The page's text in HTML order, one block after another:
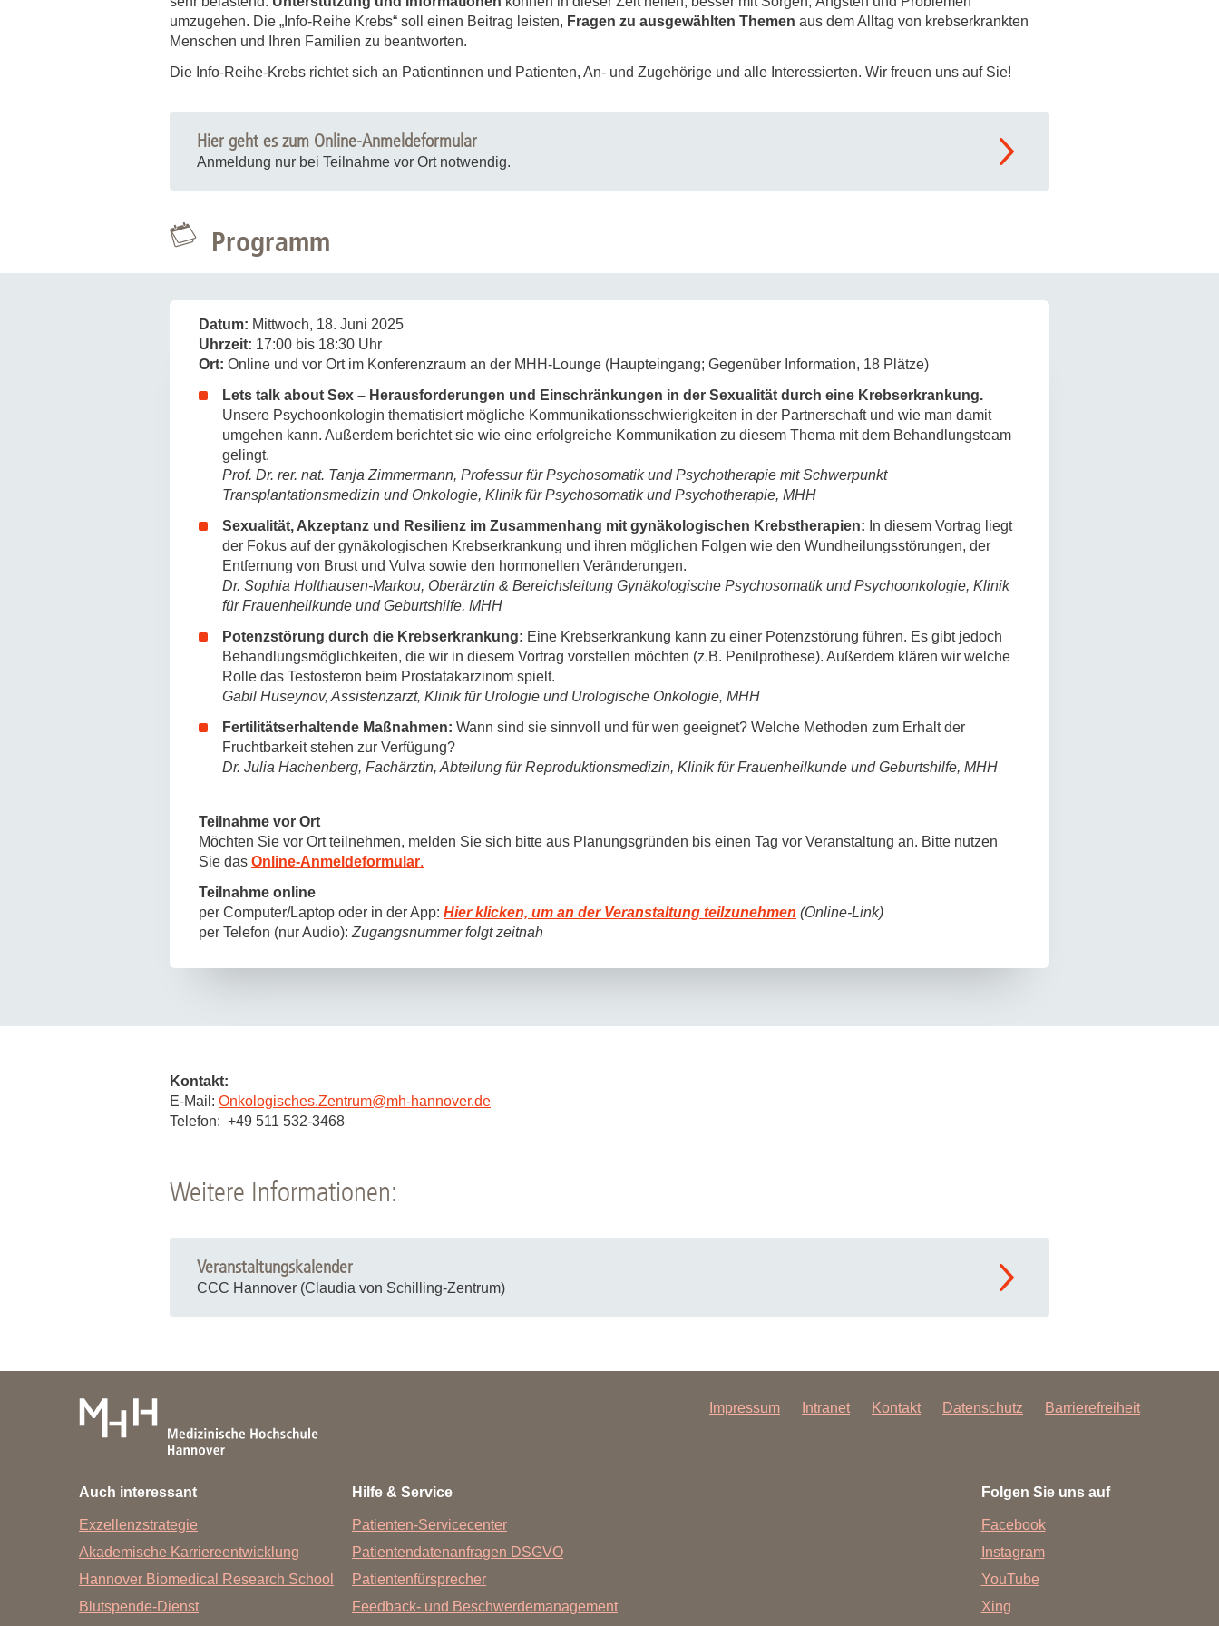
Zentrale Forschungseinrichtung Elektronenmikroskopie
Akademische Karriereentwicklung
Für Postdoktorand:innen
Forschungsdatenpolicy
Forschungsinformationssystem
Forschungskommission
Partner:innen & Netzwerke
umzugehen. Die „Info-Reihe Krebs“ soll einen Beitrag leisten, Fragen zu ausgewählten Themen aus dem Alltag von krebserkrankten
Menschen und Ihren Familien zu beantworten.
Die Info-Reihe-Krebs richtet sich an Patientinnen und Patienten, An- und Zugehörige und alle Interessierten. Wir freuen uns auf Sie!
Hier geht es zum Online-Anmeldeformular
Anmeldung nur bei Teilnahme vor Ort notwendig.
Programm
Datum: Mittwoch, 18. Juni 2025
Uhrzeit: 17:00 bis 18:30 Uhr
Ort: Online und vor Ort im Konferenzraum an der MHH-Lounge (Haupteingang; Gegenüber Information, 18 Plätze)
Lets talk about Sex – Herausforderungen und Einschränkungen in der Sexualität durch eine Krebserkrankung.
Unsere Psychoonkologin thematisiert mögliche Kommunikationsschwierigkeiten in der Partnerschaft und wie man damit
umgehen kann. Außerdem berichtet sie wie eine erfolgreiche Kommunikation zu diesem Thema mit dem Behandlungsteam
gelingt.
Prof. Dr. rer. nat. Tanja Zimmermann, Professur für Psychosomatik und Psychotherapie mit Schwerpunkt
Transplantationsmedizin und Onkologie, Klinik für Psychosomatik und Psychotherapie, MHH
Sexualität, Akzeptanz und Resilienz im Zusammenhang mit gynäkologischen Krebstherapien: In diesem Vortrag liegt
der Fokus auf der gynäkologischen Krebserkrankung und ihren möglichen Folgen wie den Wundheilungsstörungen, der
Entfernung von Brust und Vulva sowie den hormonellen Veränderungen.
Dr. Sophia Holthausen-Markou, Oberärztin & Bereichsleitung Gynäkologische Psychosomatik und Psychoonkologie, Klinik
für Frauenheilkunde und Geburtshilfe, MHH
Potenzstörung durch die Krebserkrankung: Eine Krebserkrankung kann zu einer Potenzstörung führen. Es gibt jedoch
Behandlungsmöglichkeiten, die wir in diesem Vortrag vorstellen möchten (z.B. Penilprothese). Außerdem klären wir welche
Rolle das Testosteron beim Prostatakarzinom spielt.
Gabil Huseynov, Assistenzarzt, Klinik für Urologie und Urologische Onkologie, MHH
Fertilitätserhaltende Maßnahmen: Wann sind sie sinnvoll und für wen geeignet? Welche Methoden zum Erhalt der
Fruchtbarkeit stehen zur Verfügung?
Dr. Julia Hachenberg, Fachärztin, Abteilung für Reproduktionsmedizin, Klinik für Frauenheilkunde und Geburtshilfe, MHH
Teilnahme vor Ort
Möchten Sie vor Ort teilnehmen, melden Sie sich bitte aus Planungsgründen bis einen Tag vor Veranstaltung an. Bitte nutzen
Sie das Online-Anmeldeformular.
Teilnahme online
per Computer/Laptop oder in der App: Hier klicken, um an der Veranstaltung teilzunehmen (Online-Link)
per Telefon (nur Audio): Zugangsnummer folgt zeitnah
Kontakt:
E-Mail: Onkologisches.Zentrum@mh-hannover.de
Telefon: +49 511 532-3468
Weitere Informationen:
Veranstaltungskalender
CCC Hannover (Claudia von Schilling-Zentrum)
Impressum Intranet Kontakt Datenschutz Barrierefreiheit
Auch interessant
Exzellenzstrategie
Akademische Karriereentwicklung
Hannover Biomedical Research School
Blutspende-Dienst
Hilfe & Service
Patienten-Servicecenter
Patientendatenanfragen DSGVO
Patientenfürsprecher
Feedback- und Beschwerdemanagement
Folgen Sie uns auf
Facebook
Instagram
YouTube
Xing